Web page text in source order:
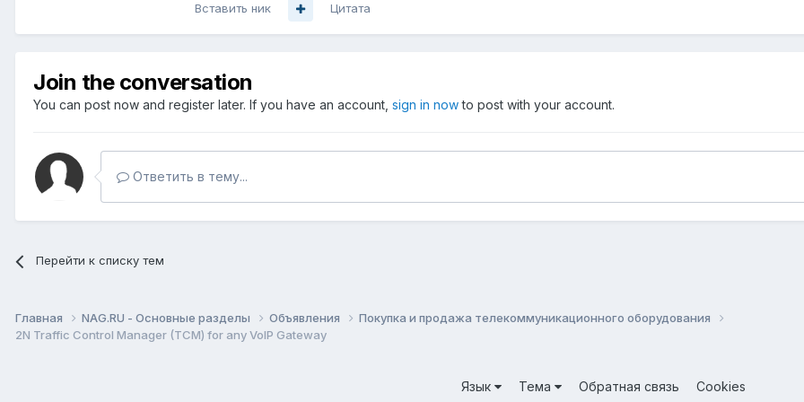
Вставить ник Цитата
Join the conversation
You can post now and register later. If you have an account, sign in nowto post with your account.
Ответить в тему...
Перейти к списку тем
Главная NAG.RU - Основные разделы Объявления
Покупка и продажа телекоммуникационного оборудования
2N Traffic Control Manager (TCM) for any VoIP Gateway
Язык Тема Обратная связь
Cookies